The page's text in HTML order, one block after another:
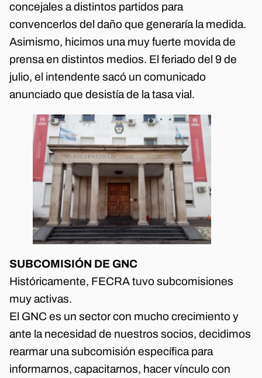
concejales a distintos partidos para
convencerlos del daño que generaría la medida.
Asimismo, hicimos una muy fuerte movida de
prensa en distintos medios. El feriado del 9 de
julio, el intendente sacó un comunicado
anunciado que desistía de la tasa vial.
SUBCOMISIÓN DE GNC
Históricamente, FECRA tuvo subcomisiones
muy activas.
El GNC es un sector con mucho crecimiento y
ante la necesidad de nuestros socios, decidimos
rearmar una subcomisión específica para
informarnos, capacitarnos, hacer vínculo con